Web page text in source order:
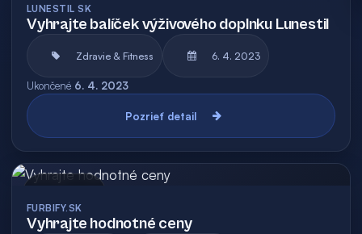
LUNESTIL SK
Vyhrajte balíček výživového doplnku Lunestil
Zdravie & Fitness 6. 4. 2023
Ukončené 6. 4. 2023
Pozrieť detail
FURBIFY.SK
Vyhrajte hodnotné ceny